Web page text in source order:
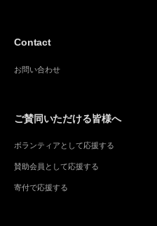
Contact
お問い合わせ
ご賛同いただける皆様へ
ボランティアとして応援する
賛助会員として応援する
寄付で応援する